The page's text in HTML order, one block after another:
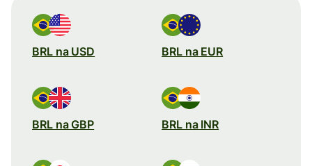
BRL na USD BRL na EUR
BRL na GBP BRL na INR